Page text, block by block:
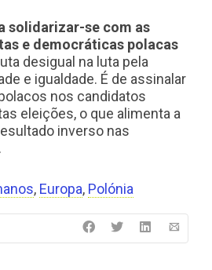
solidarizar-se com as
e democráticas polacas
desigual na luta pela
e igualdade. É de assinalar
nos candidatos
eleições, o que alimenta a
inverso nas
, Europa, Polónia